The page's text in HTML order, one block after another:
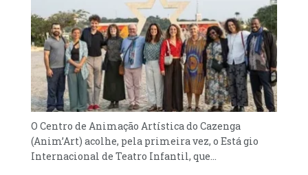
O Centro de Animação Artística do Cazenga
(Anim’Art) acolhe, pela primeira vez, o Está gio
Internacional de Teatro Infantil, que...